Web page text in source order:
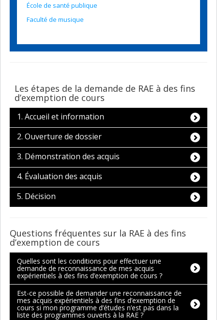
École de santé publique
Faculté de musique
Les étapes de la demande de RAE à des fins
d’exemption de cours
1. Accueil et information
2. Ouverture de dossier
3. Démonstration des acquis
4. Évaluation des acquis
5. Décision
Questions fréquentes sur la RAE à des fins
d’exemption de cours
Quelles sont les conditions pour effectuer une
demande de reconnaissance de mes acquis
expérientiels à des fins d’exemption de cours ?
Est-ce possible de demander une reconnaissance de
mes acquis expérientiels à des fins d’exemption de
cours si mon programme d’études n’est pas dans la
liste des programmes ouverts à la RAE ?